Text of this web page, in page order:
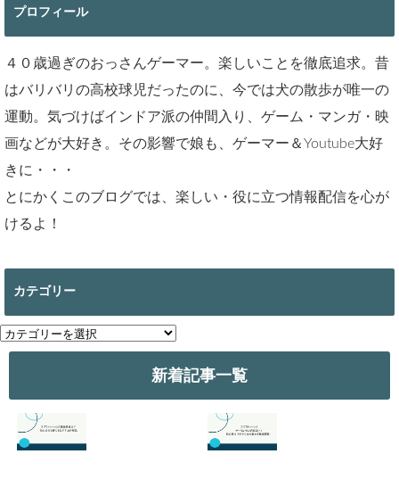
プロフィール
４０歳過ぎのおっさんゲーマー。楽しいことを徹底追求。昔
はバリバリの高校球児だったのに、今では犬の散歩が唯一の
運動。気づけばインドア派の仲間入り、ゲーム・マンガ・映
画などが大好き。その影響で娘も、ゲーマー＆Youtube大好
きに・・・
とにかくこのブログでは、楽しい・役に立つ情報配信を心が
けるよ！
カテゴリー
カ
テ
新着記事一覧